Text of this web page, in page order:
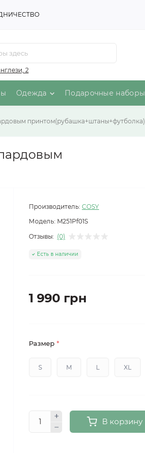
2
Одежда Подарочные наборы
принтом(рубашка+штаны+футболка)
Производитель: COSY
Модель: M251Pf01S
Отзывы: (0)
Есть в наличии
1 990 грн
Размер *
S M L XL
В корзину